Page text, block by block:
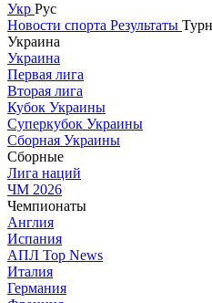
Укр Рус
Новости спорта Результаты
Украина
Украина
Первая лига
Вторая лига
Кубок Украины
Суперкубок Украины
Сборная Украины
Сборные
Лига наций
ЧМ 2026
Чемпионаты
Англия
Испания
АПЛ Top News
Италия
Германия